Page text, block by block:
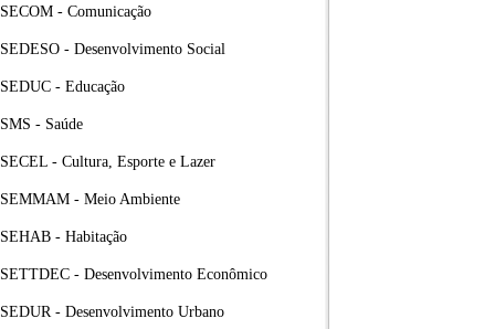
SECOM - Comunicação
SEDESO - Desenvolvimento Social
SEDUC - Educação
SMS - Saúde
SECEL - Cultura, Esporte e Lazer
SEMMAM - Meio Ambiente
SEHAB - Habitação
SETTDEC - Desenvolvimento Econômico
SEDUR - Desenvolvimento Urbano